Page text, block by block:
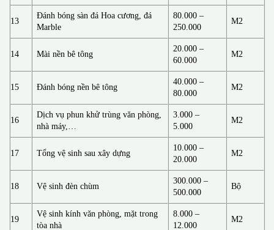
13
Đánh bóng sàn đá Hoa cương, đá
Marble
80.000 –
250.000
M2
14 Mài nền bê tông
20.000 –
60.000
M2
15 Đánh bóng nền bê tông
40.000 –
80.000
M2
16
Dịch vụ phun khử trùng văn phòng,
nhà máy,…
3.000 –
5.000
M2
17 Tổng vệ sinh sau xây dựng
10.000 –
20.000
M2
18 Vệ sinh đèn chùm
300.000 –
500.000
Bộ
19
Vệ sinh kính văn phòng, mặt trong
tòa nhà
8.000 –
12.000
M2